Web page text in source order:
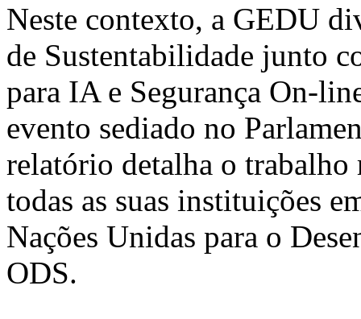
Neste contexto, a GEDU
de Sustentabilidade junto
para IA e Segurança On-
evento sediado no
relatório detalha o
todas as suas instituições
Nações Unidas para o
ODS.